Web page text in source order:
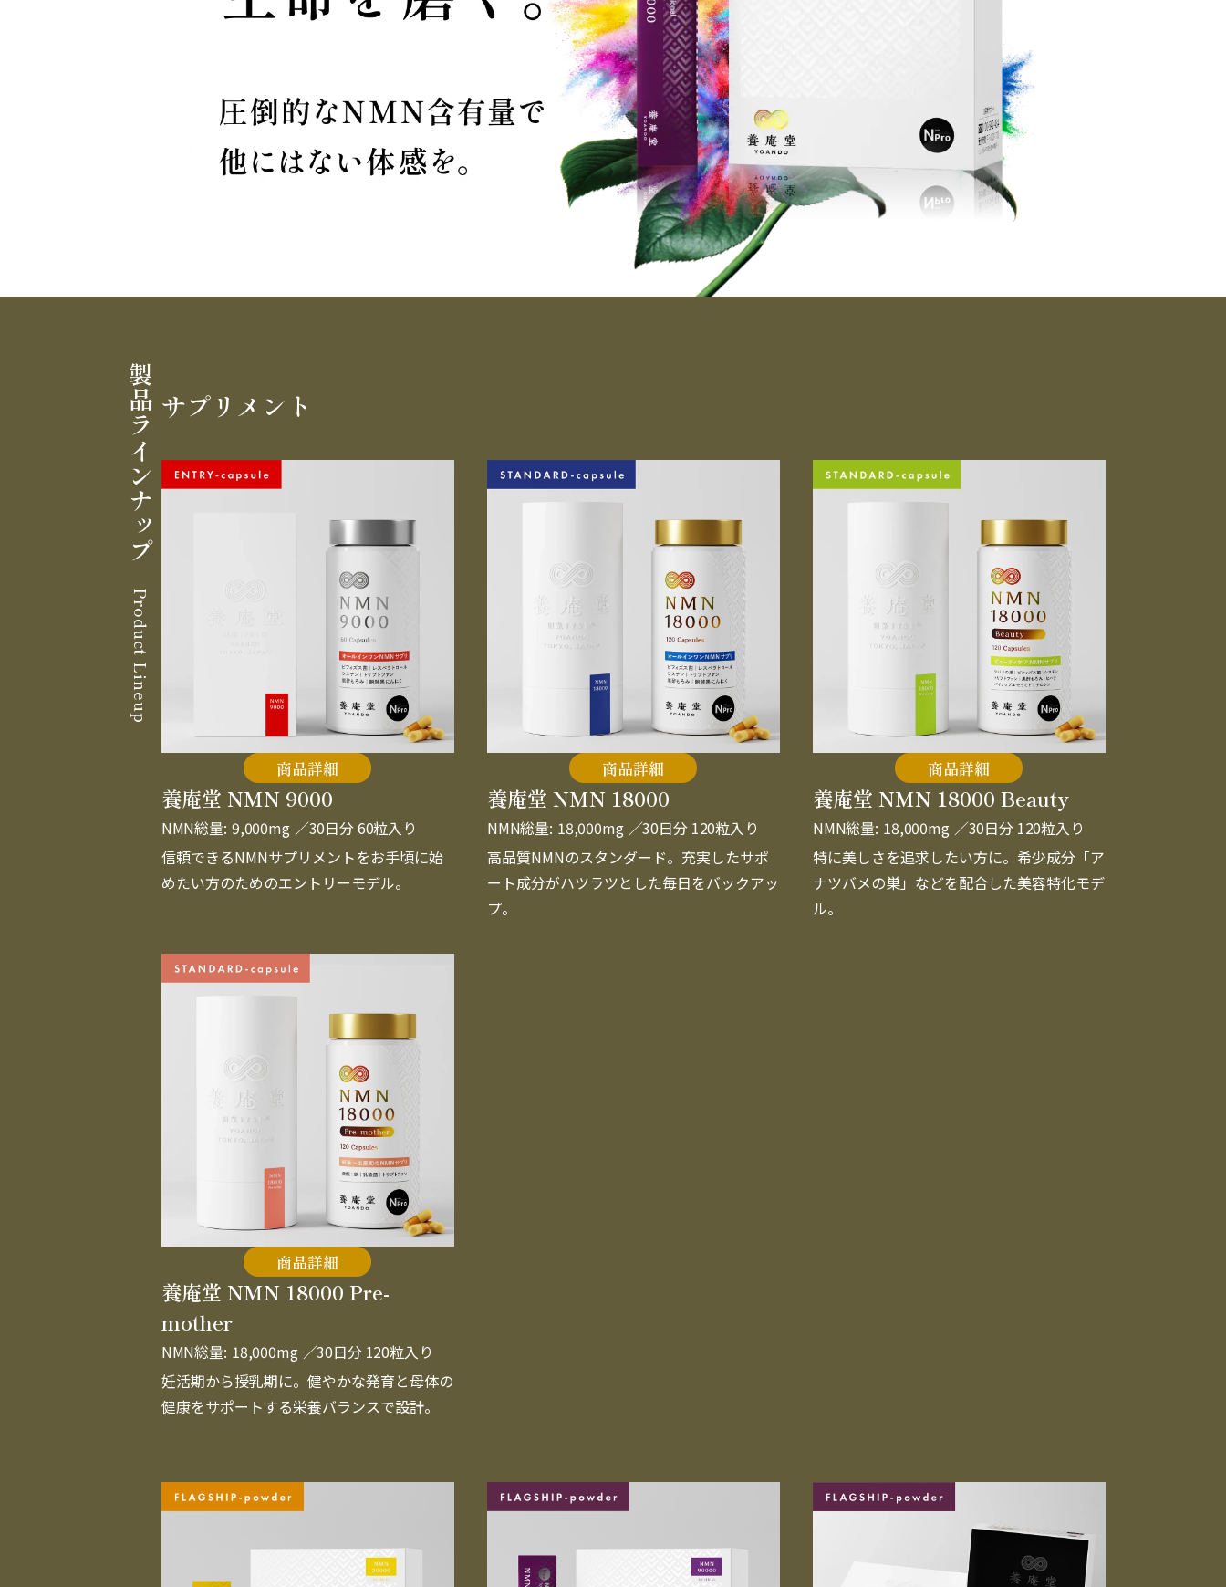
製品ラインナップ
Product Lineup
サプリメント
商品詳細
養庵堂 NMN 9000
NMN総量: 9,000mg ／30日分 60粒入り
信頼できるNMNサプリメントをお手頃に始
めたい方のためのエントリーモデル。
商品詳細
養庵堂 NMN 18000
NMN総量: 18,000mg ／30日分 120粒入り
高品質NMNのスタンダード。充実したサポ
ート成分がハツラツとした毎日をバックアッ
プ。
商品詳細
養庵堂 NMN 18000 Beauty
NMN総量: 18,000mg ／30日分 120粒入り
特に美しさを追求したい方に。希少成分「ア
ナツバメの巣」などを配合した美容特化モデ
ル。
商品詳細
養庵堂 NMN 18000 Pre-
mother
NMN総量: 18,000mg ／30日分 120粒入り
妊活期から授乳期に。健やかな発育と母体の
健康をサポートする栄養バランスで設計。